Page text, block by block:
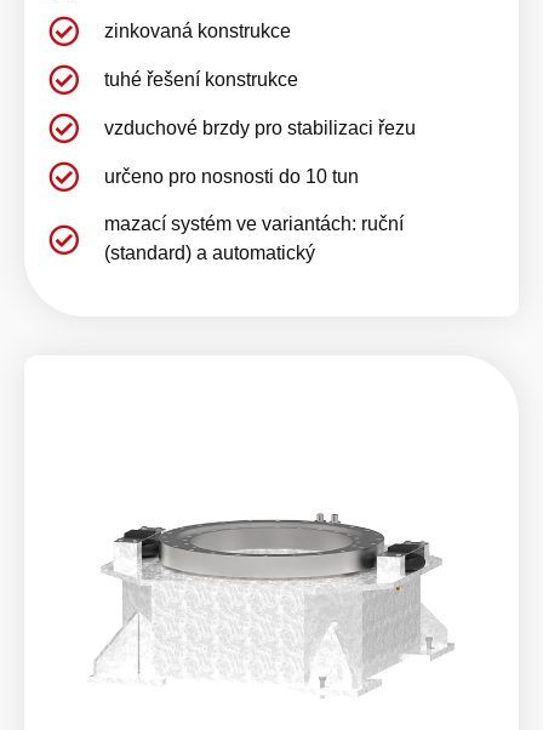
zinkovaná konstrukce
tuhé řešení konstrukce
vzduchové brzdy pro stabilizaci řezu
určeno pro nosnosti do 10 tun
mazací systém ve variantách: ruční
(standard) a automatický